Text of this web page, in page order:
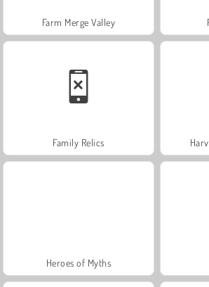
Farm Merge Valley
Family Relics
Heroes of Myths